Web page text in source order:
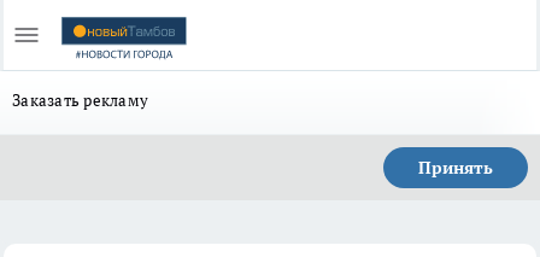
Заказать рекламу
Принять